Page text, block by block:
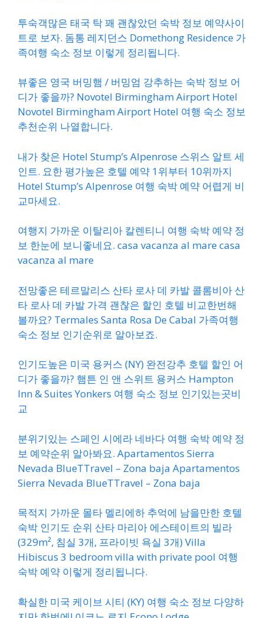
투숙객많은 태국 탁 꽤 괜찮았던 숙박 정보 예약사이
트로 보자. 돔통 레지던스 Domethong Residence 가
족여행 숙소 정보 이렇게 정리됩니다.
뷰좋은 영국 버밍햄 / 버밍엄 강추하는 숙박 정보 어
디가 좋을까? Novotel Birmingham Airport Hotel
Novotel Birmingham Airport Hotel 여행 숙소 정보
추천순위 나열합니다.
내가 찾은 Hotel Stump’s Alpenrose 스위스 알트 세
인트. 요한 평가높은 호텔 예약 1위부터 10위까지
Hotel Stump’s Alpenrose 여행 숙박 예약 어렵게 비
교마세요.
여행지 가까운 이탈리아 칼렌티니 여행 숙박 예약 정
보 한눈에 보니좋네요. casa vacanza al mare casa
vacanza al mare
전망좋은 테르말리스 산타 로사 데 카발 콜롬비아 산
타 로사 데 카발 가격 괜찮은 할인 호텔 비교한번해
볼까요? Termales Santa Rosa De Cabal 가족여행
숙소 정보 인기순위로 알아보죠.
인기도높은 미국 용커스 (NY) 완전강추 호텔 할인 어
디가 좋을까? 햄튼 인 앤 스위트 용커스 Hampton
Inn & Suites Yonkers 여행 숙소 정보 인기있는곳비
교
분위기있는 스페인 시에라 네바다 여행 숙박 예약 정
보 예약순위 알아봐요. Apartamentos Sierra
Nevada BlueTTravel – Zona baja Apartamentos
Sierra Nevada BlueTTravel – Zona baja
목적지 가까운 몰타 멜리에하 추억에 남을만한 호텔
숙박 인기도 순위 산타 마리아 에스테이트의 빌라
(329m², 침실 3개, 프라이빗 욕실 3개) Villa
Hibiscus 3 bedroom villa with private pool 여행
숙박 예약 이렇게 정리됩니다.
확실한 미국 케이브 시티 (KY) 여행 숙소 정보 다양하